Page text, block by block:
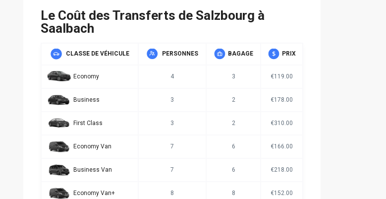
Le Coût des Transferts de Salzbourg à
Saalbach
CLASSE DE VÉHICULE PERSONNES BAGAGE PRIX
Economy 4 3 €119.00
Business 3 2 €178.00
First Class 3 2 €310.00
Economy Van 7 6 €166.00
Business Van 7 6 €218.00
Economy Van+ 8 8 €152.00